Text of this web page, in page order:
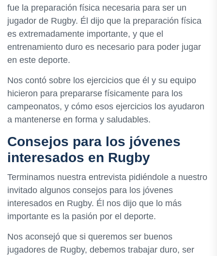
fue la preparación física necesaria para ser un
jugador de Rugby. Él dijo que la preparación física
es extremadamente importante, y que el
entrenamiento duro es necesario para poder jugar
en este deporte.
Nos contó sobre los ejercicios que él y su equipo
hicieron para prepararse físicamente para los
campeonatos, y cómo esos ejercicios los ayudaron
a mantenerse en forma y saludables.
Consejos para los jóvenes
interesados en Rugby
Terminamos nuestra entrevista pidiéndole a nuestro
invitado algunos consejos para los jóvenes
interesados en Rugby. Él nos dijo que lo más
importante es la pasión por el deporte.
Nos aconsejó que si queremos ser buenos
jugadores de Rugby, debemos trabajar duro, ser